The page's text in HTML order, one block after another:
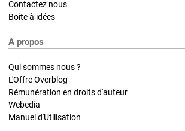
Contactez nous
Boite à idées
A propos
Qui sommes nous ?
L'Offre Overblog
Rémunération en droits d'auteur
Webedia
Manuel d'Utilisation